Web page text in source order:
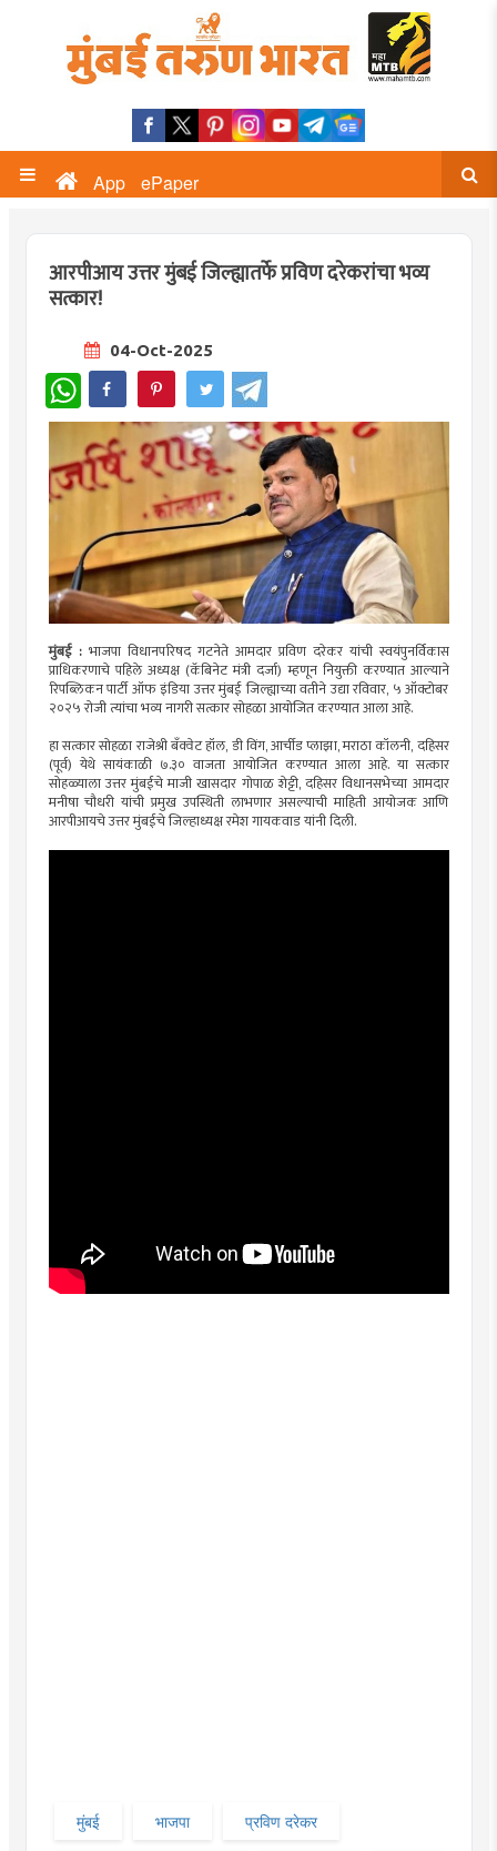
App ePaper
आरपीआय उत्तर मुंबई जिल्ह्यातर्फे प्रविण दरेकरांचा भव्य
सत्कार!
04-Oct-2025
WhatsApp
मुंबई : भाजपा विधानपरिषद गटनेते आमदार प्रविण दरेकर यांची स्वयंपुनर्विकास
प्राधिकरणाचे पहिले अध्यक्ष (कॅबिनेट मंत्री दर्जा) म्हणून नियुक्ती करण्यात आल्याने
रिपब्लिकन पार्टी ऑफ इंडिया उत्तर मुंबई जिल्ह्याच्या वतीने उद्या रविवार, ५ ऑक्टोबर
२०२५ रोजी त्यांचा भव्य नागरी सत्कार सोहळा आयोजित करण्यात आला आहे.
हा सत्कार सोहळा राजेश्री बॅंक्वेट हॉल, डी विंग, आर्चीड प्लाझा, मराठा कॉलनी, दहिसर
(पूर्व) येथे सायंकाळी ७.३० वाजता आयोजित करण्यात आला आहे. या सत्कार
सोहळ्याला उत्तर मुंबईचे माजी खासदार गोपाळ शेट्टी, दहिसर विधानसभेच्या आमदार
मनीषा चौधरी यांची प्रमुख उपस्थिती लाभणार असल्याची माहिती आयोजक आणि
आरपीआयचे उत्तर मुंबईचे जिल्हाध्यक्ष रमेश गायकवाड यांनी दिली.
मुंबई भाजपा प्रविण दरेकर